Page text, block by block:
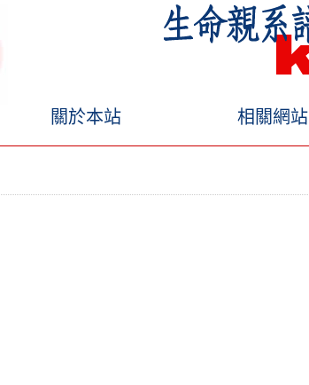
關於本站 相關網站